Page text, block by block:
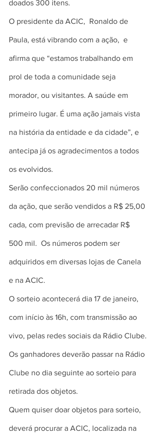
doados 300 itens.
O presidente da ACIC,  Ronaldo de
Paula, está vibrando com a ação,  e
afirma que “estamos trabalhando em
prol de toda a comunidade seja
morador, ou visitantes. A saúde em
primeiro lugar. É uma ação jamais vista
na história da entidade e da cidade”, e
antecipa já os agradecimentos a todos
os evolvidos.
Serão confeccionados 20 mil números
da ação, que serão vendidos a R$ 25,00
cada, com previsão de arrecadar R$
500 mil.  Os números podem ser
adquiridos em diversas lojas de Canela
e na ACIC.
O sorteio acontecerá dia 17 de janeiro,
com início às 16h, com transmissão ao
vivo, pelas redes sociais da Rádio Clube.
Os ganhadores deverão passar na Rádio
Clube no dia seguinte ao sorteio para
retirada dos objetos.
Quem quiser doar objetos para sorteio,
deverá procurar a ACIC, localizada na